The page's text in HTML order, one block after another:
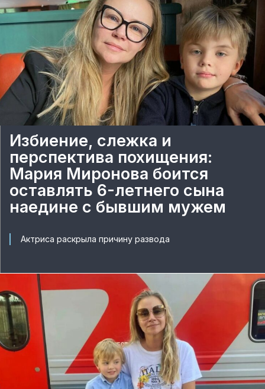
Избиение, слежка и
перспектива похищения:
Мария Миронова боится
оставлять 6-летнего сына
наедине с бывшим мужем
Актриса раскрыла причину развода